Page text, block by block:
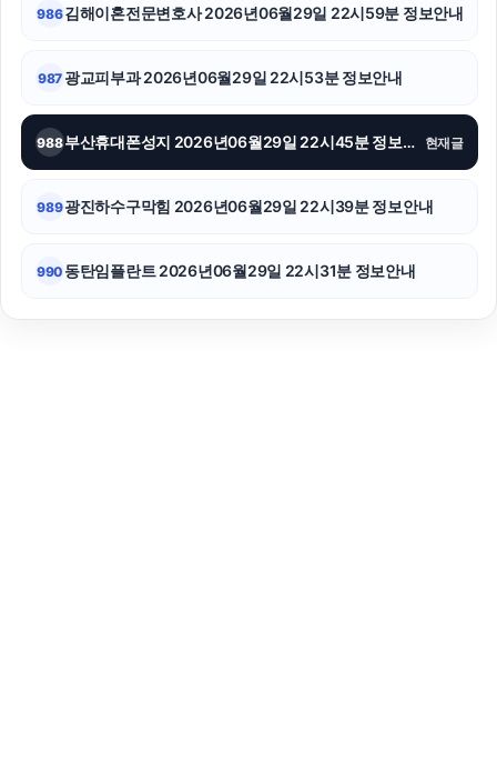
986김해이혼전문변호사 2026년06월29일 22시59분 정보안내
987 광교피부과 2026년06월29일 22시53분 정보안내
988 부산휴대폰성지 2026년06월29일 22시45분 정보안내 현재글
989광진하수구막힘 2026년06월29일 22시39분 정보안내
990 동탄임플란트 2026년06월29일 22시31분 정보안내